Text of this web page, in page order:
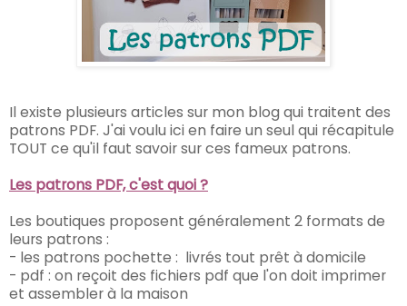
Il existe plusieurs articles sur mon blog qui traitent des
patrons PDF. J'ai voulu ici en faire un seul qui récapitule
TOUT ce qu'il faut savoir sur ces fameux patrons.
Les patrons PDF, c'est quoi ?
Les boutiques proposent généralement 2 formats de
leurs patrons :
- les patrons pochette : livrés tout prêt à domicile
- pdf : on reçoit des fichiers pdf que l'on doit imprimer
et assembler à la maison